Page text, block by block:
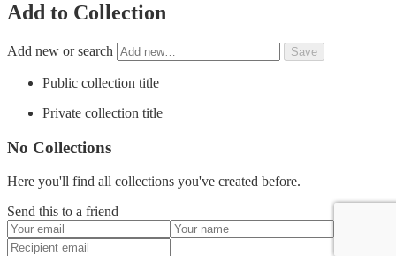
Add to Collection
Add new or search
Public collection title
Private collection title
No Collections
Here you'll find all collections you've created before.
Send this to a friend